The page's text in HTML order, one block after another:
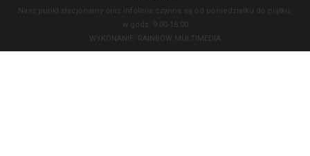
Nasz punkt stacjonarny oraz infolinia czynne są od poniedziałku do piątku,
w godz. 9:00-15:00
WYKONANIE: RAINBOW MULTIMEDIA